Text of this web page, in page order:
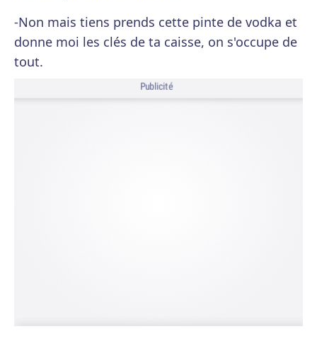
-Non mais tiens prends cette pinte de vodka et
donne moi les clés de ta caisse, on s'occupe de
tout.
Publicité